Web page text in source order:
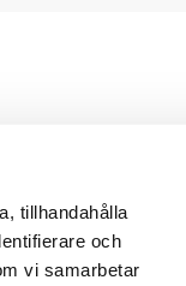
tillhandahålla
och
vi samarbetar